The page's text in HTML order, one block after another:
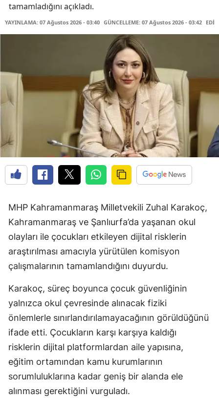
tamamladığını açıkladı.
YAYINLAMA: 07 Ağustos 2026 - 03:40 GÜNCELLEME: 07 Ağustos 2026 - 03:42
MHP Kahramanmaraş Milletvekili Zuhal Karakoç,
Kahramanmaraş ve Şanlıurfa’da yaşanan okul
olayları ile çocukları etkileyen dijital risklerin
araştırılması amacıyla yürütülen komisyon
çalışmalarının tamamlandığını duyurdu.
Karakoç, süreç boyunca çocuk güvenliğinin
yalnızca okul çevresinde alınacak fiziki
önlemlerle sınırlandırılamayacağının görüldüğünü
ifade etti. Çocukların karşı karşıya kaldığı
risklerin dijital platformlardan aile yapısına,
eğitim ortamından kamu kurumlarının
sorumluluklarına kadar geniş bir alanda ele
alınması gerektiğini vurguladı.